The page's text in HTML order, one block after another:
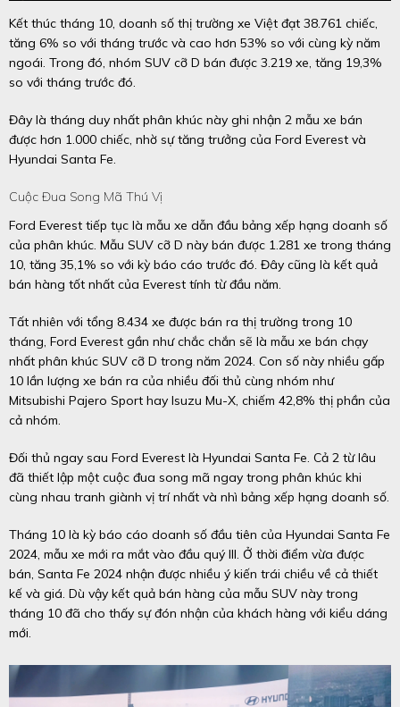
Kết thúc tháng 10, doanh số thị trường xe Việt đạt 38.761 chiếc,
tăng 6% so với tháng trước và cao hơn 53% so với cùng kỳ năm
ngoái. Trong đó, nhóm SUV cỡ D bán được 3.219 xe, tăng 19,3%
so với tháng trước đó.
Đây là tháng duy nhất phân khúc này ghi nhận 2 mẫu xe bán
được hơn 1.000 chiếc, nhờ sự tăng trưởng của Ford Everest và
Hyundai Santa Fe.
Cuộc Đua Song Mã Thú Vị
Ford Everest tiếp tục là mẫu xe dẫn đầu bảng xếp hạng doanh số
của phân khúc. Mẫu SUV cỡ D này bán được 1.281 xe trong tháng
10, tăng 35,1% so với kỳ báo cáo trước đó. Đây cũng là kết quả
bán hàng tốt nhất của Everest tính từ đầu năm.
Tất nhiên với tổng 8.434 xe được bán ra thị trường trong 10
tháng, Ford Everest gần như chắc chắn sẽ là mẫu xe bán chạy
nhất phân khúc SUV cỡ D trong năm 2024. Con số này nhiều gấp
10 lần lượng xe bán ra của nhiều đối thủ cùng nhóm như
Mitsubishi Pajero Sport hay Isuzu Mu-X, chiếm 42,8% thị phần của
cả nhóm.
Đối thủ ngay sau Ford Everest là Hyundai Santa Fe. Cả 2 từ lâu
đã thiết lập một cuộc đua song mã ngay trong phân khúc khi
cùng nhau tranh giành vị trí nhất và nhì bảng xếp hạng doanh số.
Tháng 10 là kỳ báo cáo doanh số đầu tiên của Hyundai Santa Fe
2024, mẫu xe mới ra mắt vào đầu quý III. Ở thời điểm vừa được
bán, Santa Fe 2024 nhận được nhiều ý kiến trái chiều về cả thiết
kế và giá. Dù vậy kết quả bán hàng của mẫu SUV này trong
tháng 10 đã cho thấy sự đón nhận của khách hàng với kiểu dáng
mới.